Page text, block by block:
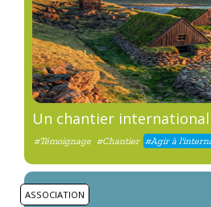
Un chantier international
#Témoignage #Chantier #Agir à
ASSOCIATION